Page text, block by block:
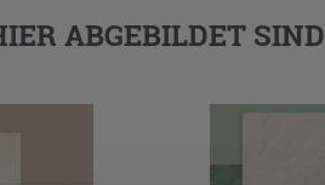
ABGEBILDET SIND